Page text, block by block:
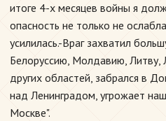
итоге 4-х месяцев войны я
опасность не только не
усилилась.-Враг захватил
Белоруссию, Молдавию, Литву,
других областей, забрался в
над Ленинградом, угрожает
Москве".